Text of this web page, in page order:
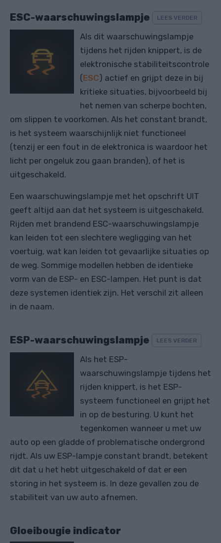
ESC-waarschuwingslampje LEES VERDER
Als dit waarschuwingslampje
tijdens het rijden knippert, is de
elektronische stabiliteitscontrole
(ESC) actief en grijpt deze in bij
kritieke situaties, bijvoorbeeld bij
het nemen van scherpe bochten,
om slippen te voorkomen. Als het constant brandt,
is het systeem waarschijnlijk niet functioneel
(tenzij er een fout in de elektronica is waardoor het
licht per ongeluk zou gaan branden), of het is
uitgeschakeld.
Een waarschuwingslampje met het opschrift UIT
geeft altijd aan dat het systeem is uitgeschakeld.
Rijden met brandend ESC-waarschuwingslampje
kan leiden tot een slechtere wegligging van het
voertuig, wat kan leiden tot gevaarlijke situaties op
de weg. Sommige modellen hebben de identieke
vorm van de ESP- en ESC-lampen. Het punt is dat
deze systemen identiek zijn. Het verschil zit alleen
in de naam.
ESP-waarschuwingslampje LEES VERDER
Als het ESP-
waarschuwingslampje tijdens het
rijden knippert, is het ESP-
systeem functioneel en grijpt het
in op de besturing. U kunt het
tegenkomen wanneer u met uw
auto op een gladde of problematische ondergrond
rijdt. Als uw ESP-lampje constant brandt, betekent
dit dat u het hebt uitgeschakeld of dat er een
storing in het systeem is. In deze gevallen zou de
stabiliteit van uw auto afnemen.
Gloeibougie indicator